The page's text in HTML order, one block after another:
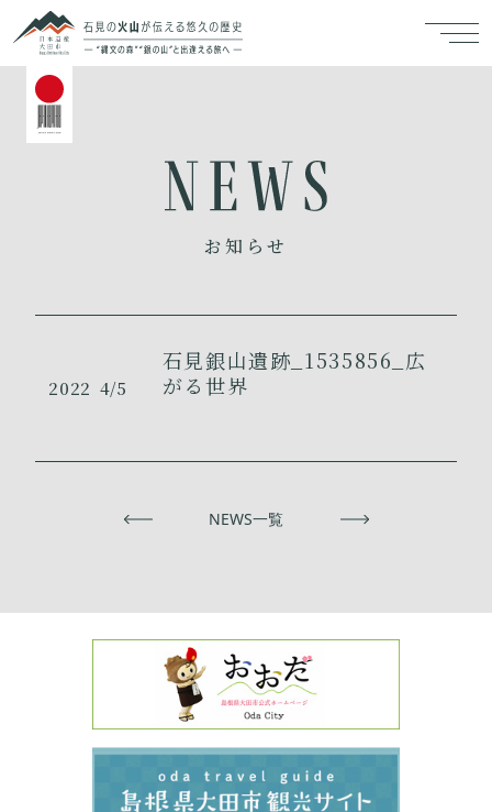
お知らせ
2022 4/5
石見銀山遺跡_1535856_広
がる世界
NEWS一覧